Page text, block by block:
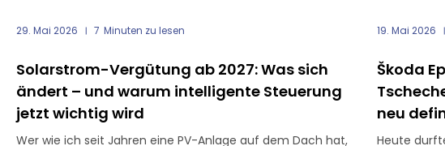
29. Mai 2026 7 Minuten zu lesen
Solarstrom-Vergütung ab 2027: Was sich
ändert – und warum intelligente Steuerung
jetzt wichtig wird
Wer wie ich seit Jahren eine PV-Anlage auf dem Dach hat,
19. Mai 2026
Škoda
neu
Heute